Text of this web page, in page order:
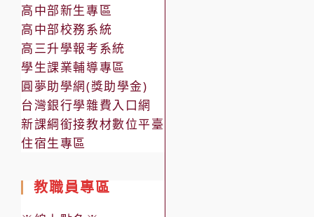
高中部新生專區
高中部校務系統
高三升學報考系統
學生課業輔導專區
圓夢助學網(獎助學金)
台灣銀行學雜費入口網
新課綱銜接教材數位平臺
住宿生專區
教職員專區